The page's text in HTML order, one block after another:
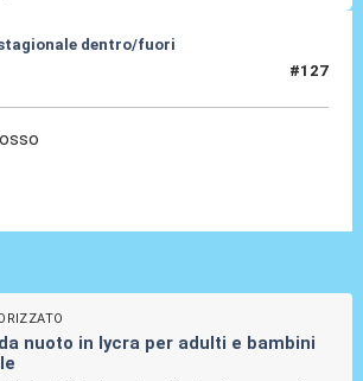
dentro/fuori
#127
nuoto in lycra per adulti e bambini